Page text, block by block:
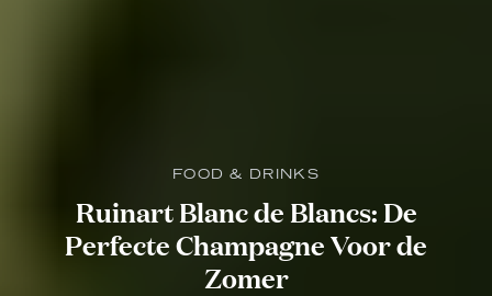
FOOD & DRINKS
Ruinart Blanc de Blancs: De
Perfecte Champagne Voor de
Zomer